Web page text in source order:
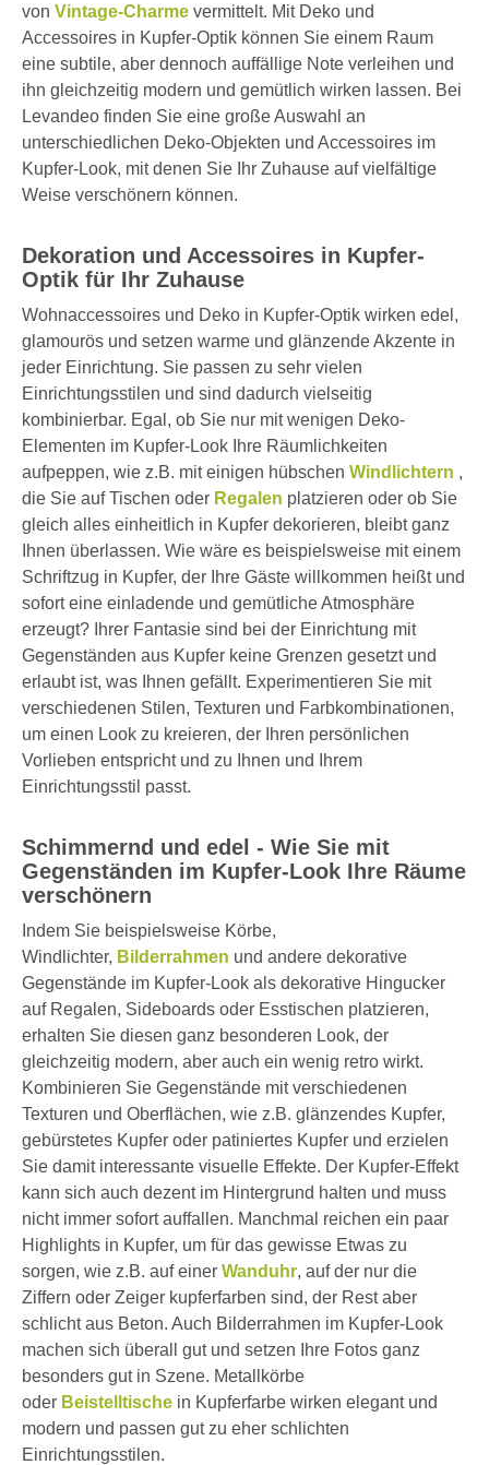
von Vintage-Charme vermittelt. Mit Deko und
Accessoires in Kupfer-Optik können Sie einem Raum
eine subtile, aber dennoch auffällige Note verleihen und
ihn gleichzeitig modern und gemütlich wirken lassen. Bei
Levandeo finden Sie eine große Auswahl an
unterschiedlichen Deko-Objekten und Accessoires im
Kupfer-Look, mit denen Sie Ihr Zuhause auf vielfältige
Weise verschönern können.
Dekoration und Accessoires in Kupfer-
Optik für Ihr Zuhause
Wohnaccessoires und Deko in Kupfer-Optik wirken edel,
glamourös und setzen warme und glänzende Akzente in
jeder Einrichtung. Sie passen zu sehr vielen
Einrichtungsstilen und sind dadurch vielseitig
kombinierbar. Egal, ob Sie nur mit wenigen Deko-
Elementen im Kupfer-Look Ihre Räumlichkeiten
aufpeppen, wie z.B. mit einigen hübschen Windlichtern ,
die Sie auf Tischen oder Regalen platzieren oder ob Sie
gleich alles einheitlich in Kupfer dekorieren, bleibt ganz
Ihnen überlassen. Wie wäre es beispielsweise mit einem
Schriftzug in Kupfer, der Ihre Gäste willkommen heißt und
sofort eine einladende und gemütliche Atmosphäre
erzeugt? Ihrer Fantasie sind bei der Einrichtung mit
Gegenständen aus Kupfer keine Grenzen gesetzt und
erlaubt ist, was Ihnen gefällt. Experimentieren Sie mit
verschiedenen Stilen, Texturen und Farbkombinationen,
um einen Look zu kreieren, der Ihren persönlichen
Vorlieben entspricht und zu Ihnen und Ihrem
Einrichtungsstil passt.
Schimmernd und edel - Wie Sie mit
Gegenständen im Kupfer-Look Ihre Räume
verschönern
Indem Sie beispielsweise Körbe,
Windlichter, Bilderrahmen und andere dekorative
Gegenstände im Kupfer-Look als dekorative Hingucker
auf Regalen, Sideboards oder Esstischen platzieren,
erhalten Sie diesen ganz besonderen Look, der
gleichzeitig modern, aber auch ein wenig retro wirkt.
Kombinieren Sie Gegenstände mit verschiedenen
Texturen und Oberflächen, wie z.B. glänzendes Kupfer,
gebürstetes Kupfer oder patiniertes Kupfer und erzielen
Sie damit interessante visuelle Effekte. Der Kupfer-Effekt
kann sich auch dezent im Hintergrund halten und muss
nicht immer sofort auffallen. Manchmal reichen ein paar
Highlights in Kupfer, um für das gewisse Etwas zu
sorgen, wie z.B. auf einer Wanduhr, auf der nur die
Ziffern oder Zeiger kupferfarben sind, der Rest aber
schlicht aus Beton. Auch Bilderrahmen im Kupfer-Look
machen sich überall gut und setzen Ihre Fotos ganz
besonders gut in Szene. Metallkörbe
oder Beistelltische in Kupferfarbe wirken elegant und
modern und passen gut zu eher schlichten
Einrichtungsstilen.